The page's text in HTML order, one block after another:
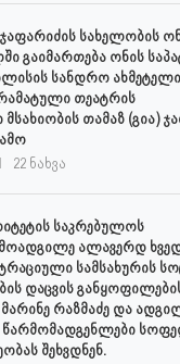
ჯაფარიძის სახელობის
გაიმართება ონის
სანდრო
თეატრის
თამაზ (გია)
22 ნახვა
საკრებულოს
ალავერდ
სამსახურის
დაცვის
რაზმაძე და
წარმომადგენლები
შეხვდნენ.